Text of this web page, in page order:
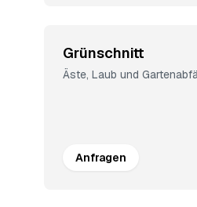
Grünschnitt
Äste, Laub und
Anfragen